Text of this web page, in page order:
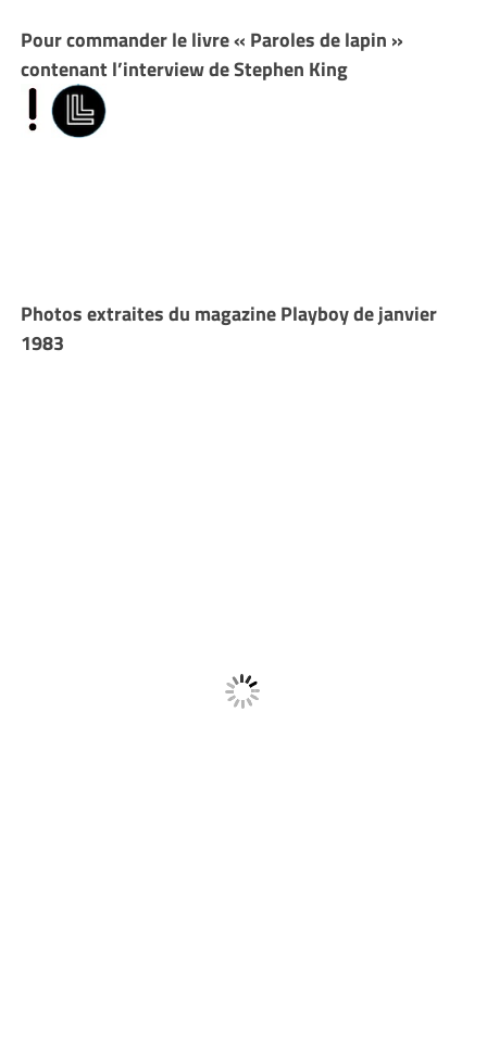
Pour commander le livre « Paroles de lapin »
contenant l’interview de Stephen King
Photos extraites du magazine Playboy de janvier
1983